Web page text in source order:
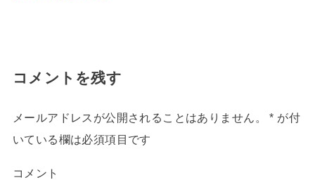
コメントを残す
メールアドレスが公開されることはありません。 * が付
いている欄は必須項目です
コメント